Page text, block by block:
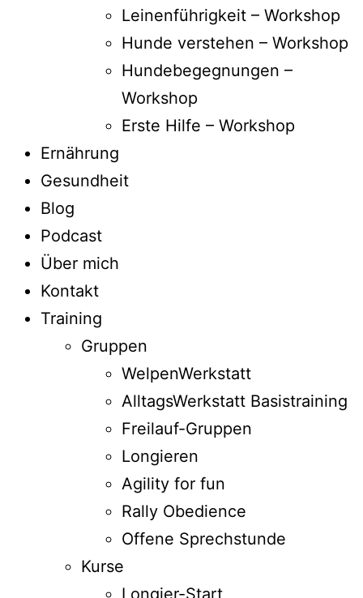
Leinenführigkeit – Workshop
Hunde verstehen – Workshop
Hundebegegnungen –
Workshop
Erste Hilfe – Workshop
Ernährung
Gesundheit
Blog
Podcast
Über mich
Kontakt
Training
Gruppen
WelpenWerkstatt
AlltagsWerkstatt Basistraining
Freilauf-Gruppen
Longieren
Agility for fun
Rally Obedience
Offene Sprechstunde
Kurse
Longier-Start